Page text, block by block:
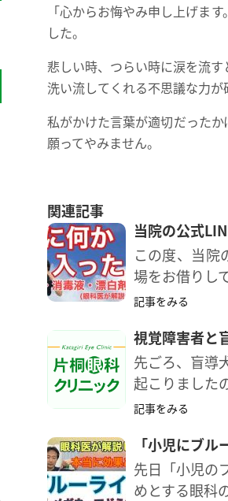
「心からお悔やみ申し上げま
した。
悲しい時、つらい時に涙を流
洗い流してくれる不思議な力が
私がかけた言葉が適切だった
願ってやみません。
関連記事
当院の公式
この度、当院
場をお借りし
記事をみる
視覚障害者と
先ごろ、盲導
起こりました
記事をみる
「小児にブ
先日「小児の
めとする眼科